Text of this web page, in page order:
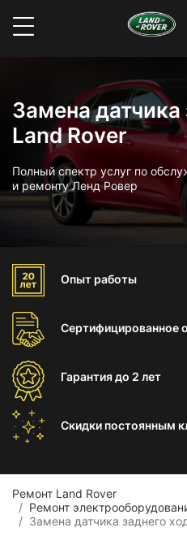
Замена датчика
Land Rover
Полный спектр услуг по
и ремонту Ленд Ровер
Опыт работы
Сертифицированное
Гарантиядо 2 лет
Скидки постоянным
Ремонт Land Rover
Ремонт
Замена датчика заднего